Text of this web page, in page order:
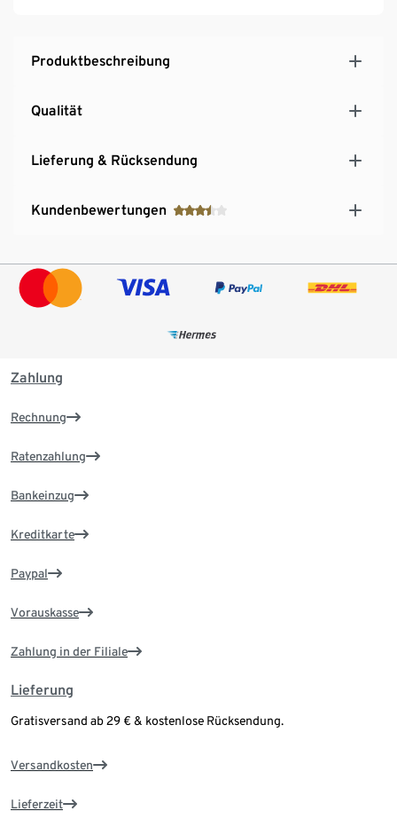
Produktbeschreibung
Qualität
Lieferung & Rücksendung
Kundenbewertungen
Zahlung
Rechnung
Ratenzahlung
Bankeinzug
Kreditkarte
Paypal
Vorauskasse
Zahlung in der Filiale
Lieferung
Gratisversand ab 29 € & kostenlose Rücksendung.
Versandkosten
Lieferzeit